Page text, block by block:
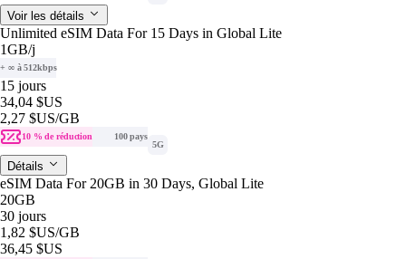
Voir les détails
Unlimited eSIM Data For 15 Days in Global Lite
1GB/j
+ ∞ à 512kbps
15 jours
34,04 $US
2,27 $US/GB
10 % de réduction
100 pays
5G
Détails
eSIM Data For 20GB in 30 Days, Global Lite
20GB
30 jours
1,82 $US/GB
36,45 $US